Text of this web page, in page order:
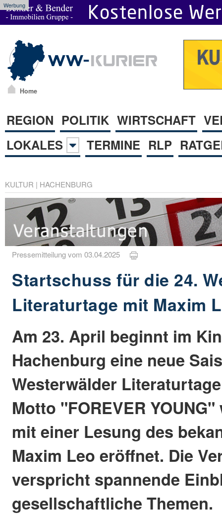
Werbung
Home
REGION POLITIK WIRTSCHAFT
LOKALES
TERMINE RLP
KULTUR | HACHENBURG
Pressemitteilung vom 03.04.2025
Startschuss für die 24.
Literaturtage mit Maxim
Am 23. April beginnt im
Hachenburg eine neue
Westerwälder
Motto "FOREVER
mit einer Lesung des
Maxim Leo eröffnet. Die
verspricht spannende
gesellschaftliche Themen.